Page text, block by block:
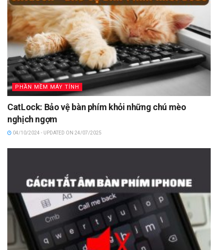
PHẦN MỀM MÁY TÍNH
CatLock: Bảo vệ bàn phím khỏi những chú mèo
nghịch ngợm
04/10/2024 - UPDATED ON 24/07/2025